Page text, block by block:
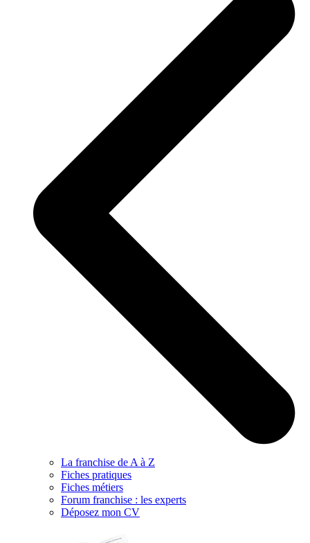
La franchise de A à Z
Fiches pratiques
Fiches métiers
Forum franchise : les experts
Déposez mon CV